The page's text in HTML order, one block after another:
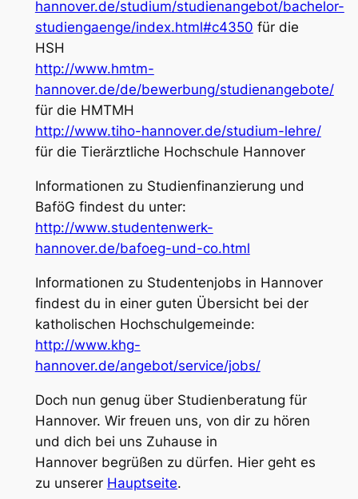
hannover.de/studium/studienangebot/bachelor-
studiengaenge/index.html#c4350 für die
HSH
http://www.hmtm-
hannover.de/de/bewerbung/studienangebote/
für die HMTMH
http://www.tiho-hannover.de/studium-lehre/
für die Tierärztliche Hochschule Hannover
Informationen zu Studienfinanzierung und
BaföG findest du unter:
http://www.studentenwerk-
hannover.de/bafoeg-und-co.html
Informationen zu Studentenjobs in Hannover
findest du in einer guten Übersicht bei der
katholischen Hochschulgemeinde:
http://www.khg-
hannover.de/angebot/service/jobs/
Doch nun genug über Studienberatung für
Hannover. Wir freuen uns, von dir zu hören
und dich bei uns Zuhause in
Hannover begrüßen zu dürfen. Hier geht es
zu unserer Hauptseite.